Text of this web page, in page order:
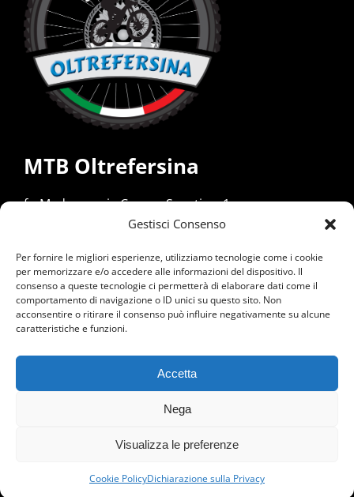
Gestisci Consenso
Per fornire le migliori esperienze, utilizziamo tecnologie come i cookie
per memorizzare e/o accedere alle informazioni del dispositivo. Il
consenso a queste tecnologie ci permetterà di elaborare dati come il
comportamento di navigazione o ID unici su questo sito. Non
acconsentire o ritirare il consenso può influire negativamente su alcune
caratteristiche e funzioni.
Accetta
Nega
Visualizza le preferenze
Cookie PolicyDichiarazione sulla Privacy
MTB Oltrefersina
fr. Madrano, via Campo Sportivo, 1
38057 Pergine Valsugana (TN)
Responsabile:
Emanuele Pincigher –mtb@oltrefersina.it
cell. +39 349 539 1640
Polisportiva Oltrefersina Associazione Dilettantisticafr. Madrano,
38057 Pergine Valsugana (TN) –
Partita IVA: 00597160225 – Codice Fiscale: 80020800225 –